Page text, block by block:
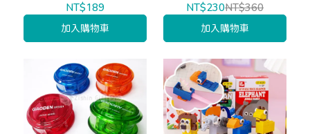
NT$189
加入購物車
NT$230NT$360
加入購物車